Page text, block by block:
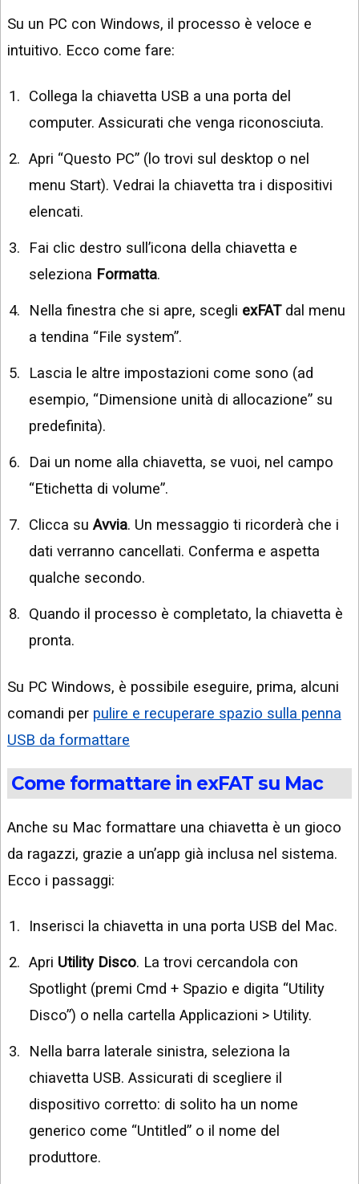
Su un PC con Windows, il processo è veloce e
intuitivo. Ecco come fare:
Collega la chiavetta USB a una porta del
computer. Assicurati che venga riconosciuta.
Apri “Questo PC” (lo trovi sul desktop o nel
menu Start). Vedrai la chiavetta tra i dispositivi
elencati.
Fai clic destro sull’icona della chiavetta e
seleziona Formatta.
Nella finestra che si apre, scegli exFATdal menu
a tendina “File system”.
Lascia le altre impostazioni come sono (ad
esempio, “Dimensione unità di allocazione” su
predefinita).
Dai un nome alla chiavetta, se vuoi, nel campo
“Etichetta di volume”.
Clicca su Avvia. Un messaggio ti ricorderà che i
dati verranno cancellati. Conferma e aspetta
qualche secondo.
Quando il processo è completato, la chiavetta è
pronta.
Su PC Windows, è possibile eseguire, prima, alcuni
comandi per pulire e recuperare spazio sulla penna
USB da formattare
Come formattare in exFAT su Mac
Anche su Mac formattare una chiavetta è un gioco
da ragazzi, grazie a un’app già inclusa nel sistema.
Ecco i passaggi:
Inserisci la chiavetta in una porta USB del Mac.
Apri Utility Disco. La trovi cercandola con
Spotlight (premi Cmd + Spazio e digita “Utility
Disco”) o nella cartella Applicazioni > Utility.
Nella barra laterale sinistra, seleziona la
chiavetta USB. Assicurati di scegliere il
dispositivo corretto: di solito ha un nome
generico come “Untitled” o il nome del
produttore.